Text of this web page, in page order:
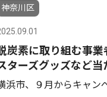
神奈川区
炭素に取り組む事業
ターズグッズなど当
浜市、９月からキャン